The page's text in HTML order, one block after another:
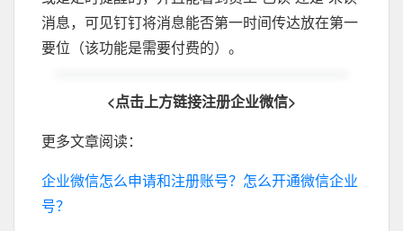
消息，可见钉钉将消息能否第一时间传达放在第一
要位（该功能是需要付费的）。
<点击上方链接注册企业微信>
更多文章阅读：
企业微信怎么申请和注册账号？怎么开通微信企业
号？